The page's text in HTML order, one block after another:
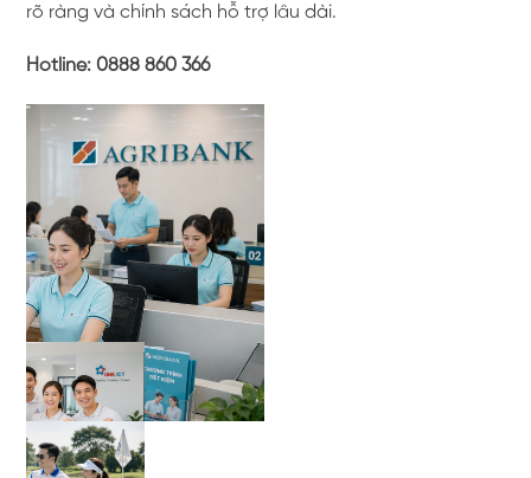
rõ ràng và chính sách hỗ trợ lâu dài.
Hotline: 0888 860 366